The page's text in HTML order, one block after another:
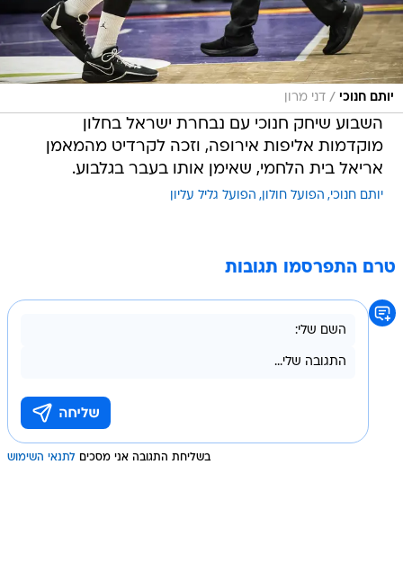
יותם חנוכי / דני מרון
השבוע שיחק חנוכי עם נבחרת ישראל בחלון
מוקדמות אליפות אירופה, וזכה לקרדיט מהמאמן
אריאל בית הלחמי, שאימן אותו בעבר בגלבוע.
יותם חנוכי הפועל חולון הפועל גליל עליון
טרם התפרסמו תגובות
בשליחת התגובה אני מסכים לתנאי השימוש